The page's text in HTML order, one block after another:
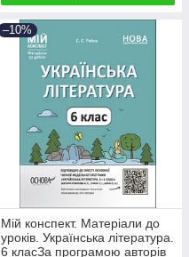
–10%
Мій конспект. Матеріали до
уроків. Українська література.
6 класЗа програмою авторів